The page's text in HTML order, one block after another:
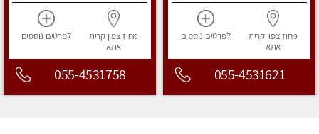
מחוז צפוןקרית
אתא
לפרטים נוספים
055-4531621
מחוז צפוןקרית
אתא
לפרטים נוספים
055-4531758